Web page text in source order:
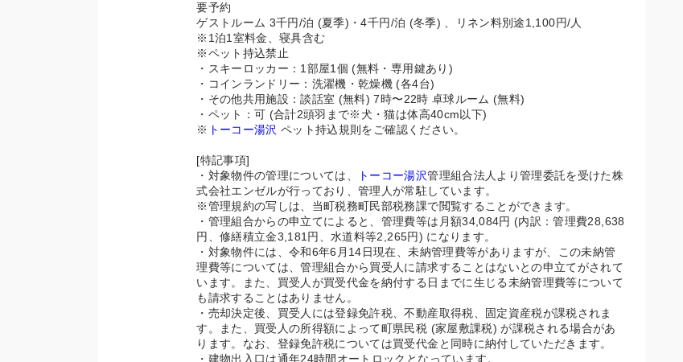
要予約
ゲストルーム 3千円/泊 (夏季)・4千円/泊 (冬季) 、リネン料別途1,100円/人
※1泊1室料金、寝具含む
※ペット持込禁止
・スキーロッカー：1部屋1個 (無料・専用鍵あり)
・コインランドリー：洗濯機・乾燥機 (各4台)
・その他共用施設：談話室 (無料) 7時〜22時 卓球ルーム (無料)
・ペット：可 (合計2頭羽まで※犬・猫は体高40cm以下)
※ トーコー湯沢 ペット持込規則をご確認ください。
[特記事項]
・対象物件の管理については、
トーコー湯沢管理組合法人より管理委託を受けた株
式会社エンゼルが行っており、管理人が常駐しています。
※管理規約の写しは、当町税務町民部税務課で閲覧することができます。
・管理組合からの申立てによると、管理費等は月額34,084円 (内訳：管理費28,638
円、修繕積立金3,181円、水道料等2,265円) になります。
・対象物件には、令和6年6月14日現在、未納管理費等がありますが、この未納管
理費等については、管理組合から買受人に請求することはないとの申立てがされて
います。また、買受人が買受代金を納付する日までに生じる未納管理費等について
も請求することはありません。
・売却決定後、買受人には登録免許税、不動産取得税、固定資産税が課税されま
す。また、買受人の所得額によって町県民税 (家屋敷課税) が課税される場合があ
ります。なお、登録免許税については買受代金と同時に納付していただきます。
・建物出入口は通年24時間オートロックとなっています。